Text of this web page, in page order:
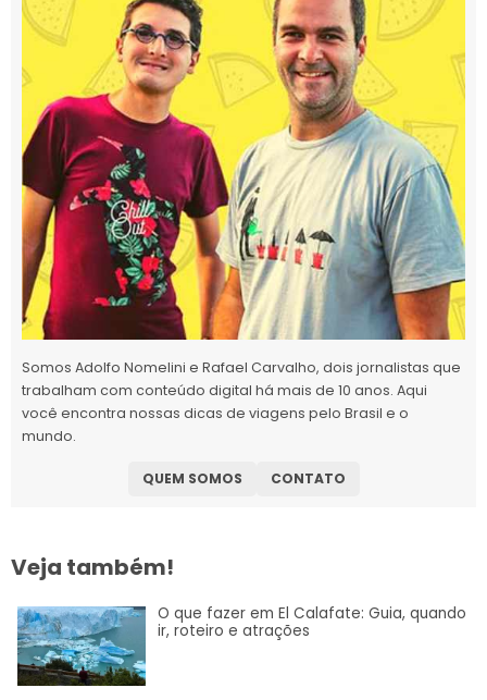
Somos Adolfo Nomelini e Rafael Carvalho, dois jornalistas que
trabalham com conteúdo digital há mais de 10 anos. Aqui
você encontra nossas dicas de viagens pelo Brasil e o
mundo.
QUEM SOMOS CONTATO
Veja também!
O que fazer em El Calafate: Guia, quando
ir, roteiro e atrações